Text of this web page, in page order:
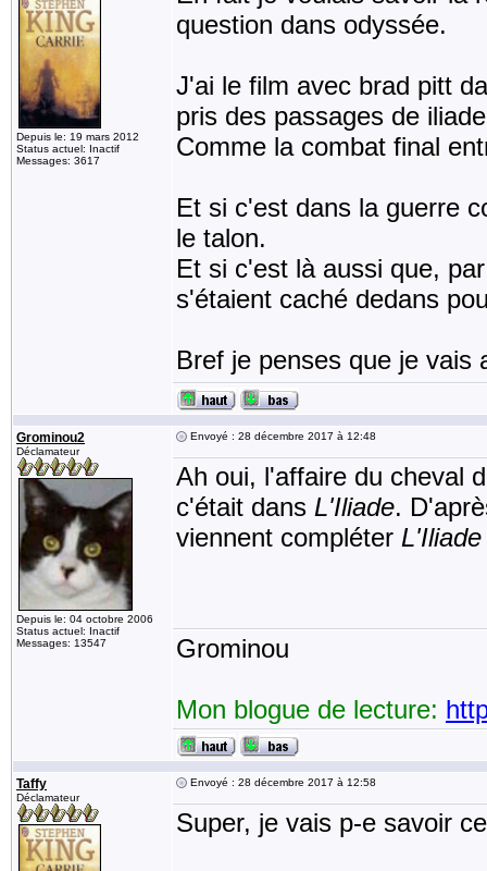
Depuis le: 19 mars 2012
Status actuel: Inactif
Messages: 3617
question dans odyssée.
J'ai le film avec brad pitt
pris des passages de
Comme la combat final
Et si c'est dans la guerre
le talon.
Et si c'est là aussi que,
s'étaient caché dedans
Bref je penses que je
Grominou2
Déclamateur
Depuis le: 04 octobre 2006
Status actuel: Inactif
Messages: 13547
Envoyé : 28 décembre 2017 à 12:48
Ah oui, l'affaire du cheval
c'était dans L'Iliade.
viennent compléter L'Iliade
Grominou
Mon blogue de lecture:
Taffy
Déclamateur
Envoyé : 28 décembre 2017 à 12:58
Super, je vais p-e savoir